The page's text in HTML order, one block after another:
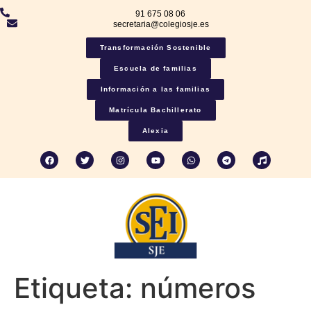
91 675 08 06
secretaria@colegiosje.es
Transformación Sostenible
Escuela de familias
Información a las familias
Matrícula Bachillerato
Alexia
Etiqueta: números